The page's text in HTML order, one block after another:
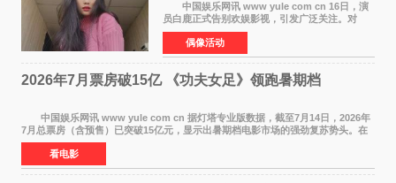
中国娱乐网讯 www yule com cn 16日，演
员白鹿正式告别欢娱影视，引发广泛关注。对
此，欢娱影视创始人于正在社交平台发文回应，
字里行间流露不舍与祝福。 于正透露，以前
每次有演员到期不
偶像活动
2026年7月票房破15亿 《功夫女足》领跑暑期档
中国娱乐网讯 www yule com cn 据灯塔专业版数据，截至7月14日，2026年
7月总票房（含预售）已突破15亿元，显示出暑期档电影市场的强劲复苏势头。在
众多上映影片中，《功夫女足》《小黄人与大
看电影